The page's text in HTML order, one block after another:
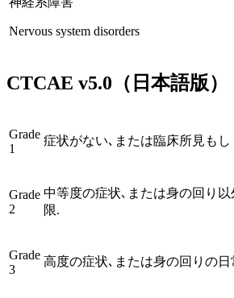
Nervous system disorders
CTCAE v5.0 （日本語版）
Grade
1
症状がない､または臨床所見も
Grade
2
中等度の症状､または身の回り以
限.
Grade
3
高度の症状､または身の回りの